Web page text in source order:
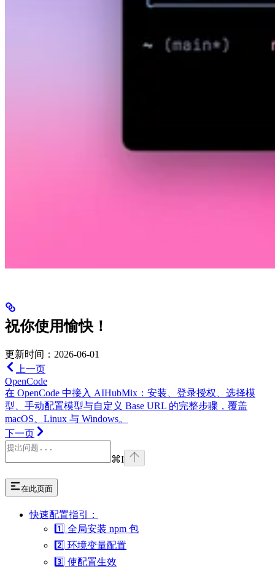
祝你使用愉快！
更新时间：2026-06-01
上一页
OpenCode
在 OpenCode 中接入 AIHubMix：安装、登录授权、选择模
型、手动配置模型与自定义 Base URL 的完整步骤，覆盖
macOS、Linux 与 Windows。
下一页
⌘I
在此页面
快速配置指引：
1️⃣ 全局安装 npm 包
2️⃣ 环境变量配置
3️⃣ 使配置生效